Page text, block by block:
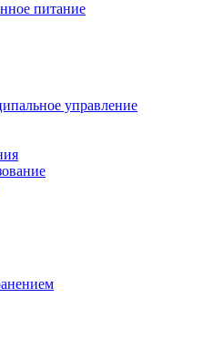
питание
управление